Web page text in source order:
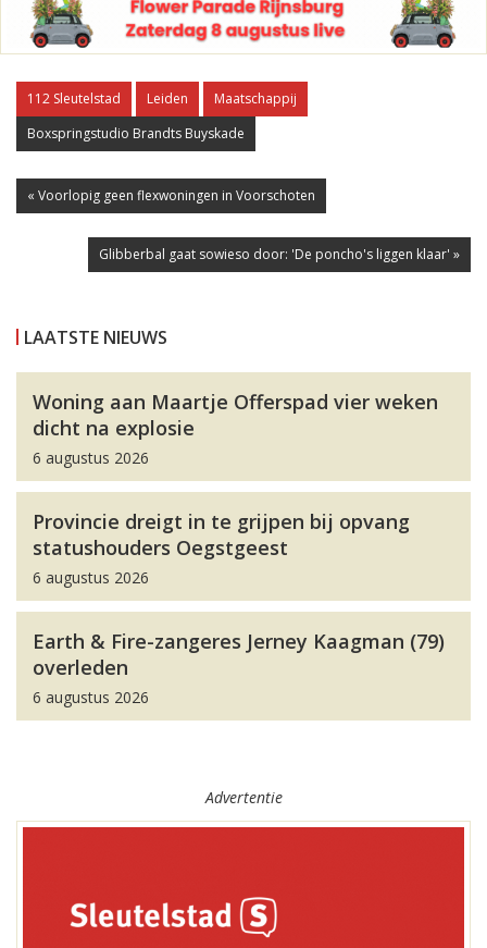
112 Sleutelstad Leiden
Maatschappij
Boxspringstudio Brandts Buyskade
« Voorlopig geen flexwoningen in Voorschoten
Glibberbal gaat sowieso door: 'De poncho's liggen klaar' »
LAATSTE NIEUWS
Woning aan Maartje Offerspad vier weken
dicht na explosie
6 augustus 2026
Provincie dreigt in te grijpen bij opvang
statushouders Oegstgeest
6 augustus 2026
Earth & Fire-zangeres Jerney Kaagman (79)
overleden
6 augustus 2026
Advertentie